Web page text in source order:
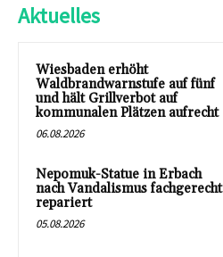
Aktuelles
Wiesbaden erhöht
Waldbrandwarnstufe auf fünf
und hält Grillverbot auf
kommunalen Plätzen aufrecht
06.08.2026
Nepomuk-Statue in Erbach
nach Vandalismus fachgerecht
repariert
05.08.2026